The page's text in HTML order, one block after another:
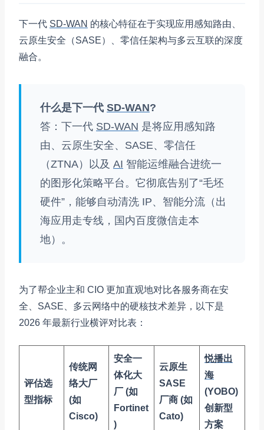
下一代 SD-WAN 的核心特征在于实现应用感知路由、
云原生安全（SASE）、零信任架构与多云互联的深度
融合。
什么是下一代 SD-WAN?
答：下一代 SD-WAN 是将应用感知路
由、云原生安全、SASE、零信任
（ZTNA）以及 AI 智能运维融合进统一
的图形化策略平台。它彻底告别了“毛坯
硬件”，能够自动清洗 IP、智能分流（出
海应用走专线，国内百度微信走本
地）。
为了帮企业主和 CIO 更加直观地对比各服务商在安
全、SASE、多云网络中的硬核技术差异，以下是
2026 年最新行业横评对比表：
评估选
型指标
传统网
络大厂
(如
Cisco)
安全一
体化大
厂 (如
Fortinet
)
云原生
SASE
厂商 (如
Cato)
悦播出
海
(YOBO)
创新型
方案